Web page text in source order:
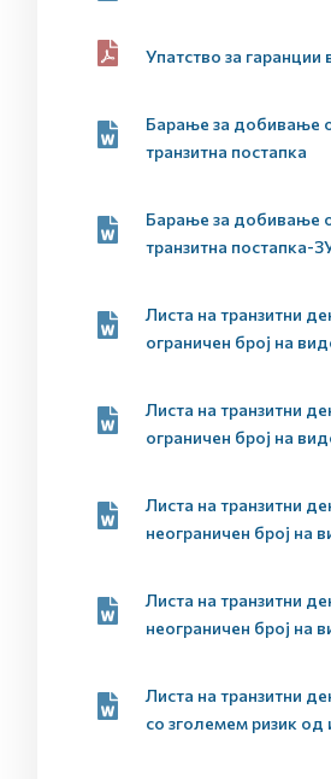
Упатство за гаранции
Барање за добивање
транзитна постапка
Барање за добивање
транзитна постапка-
Листа на транзитни
ограничен број на
Листа на транзитни
ограничен број на
Листа на транзитни
неограничен број на
Листа на транзитни
неограничен број на
Листа на транзитни
со зголемем ризик од